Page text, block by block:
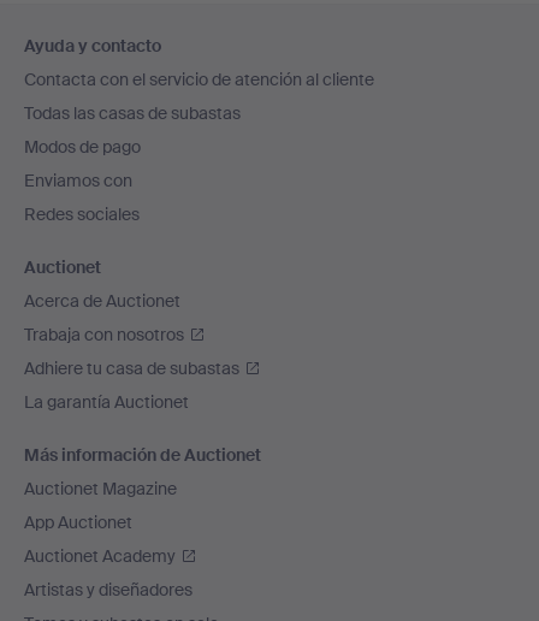
en
el
pie
de
página
Ayuda y contacto
Contacta con el servicio de atención al cliente
Todas las casas de subastas
Modos de pago
Enviamos con
Redes sociales
Auctionet
Acerca de Auctionet
Trabaja con nosotros
Adhiere tu casa de subastas
La garantía Auctionet
Más información de Auctionet
Auctionet Magazine
App Auctionet
Auctionet Academy
Artistas y diseñadores